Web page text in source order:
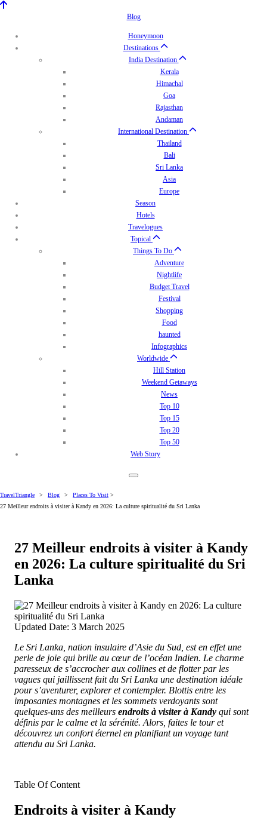
Blog
Honeymoon
Destinations
India Destination
Kerala
Himachal
Goa
Rajasthan
Andaman
International Destination
Thailand
Bali
Sri Lanka
Asia
Europe
Season
Hotels
Travelogues
Topical
Things To Do
Adventure
Nightlife
Budget Travel
Festival
Shopping
Food
haunted
Infographics
Worldwide
Hill Station
Weekend Getaways
News
Top 10
Top 15
Top 20
Top 50
Web Story
TravelTriangle > Blog > Places To Visit >
27 Meilleur endroits à visiter à Kandy en 2026: La culture spiritualité du Sri Lanka
27 Meilleur endroits à visiter à Kandy
en 2026: La culture spiritualité du Sri
Lanka
Updated Date: 3 March 2025
Le Sri Lanka, nation insulaire d’Asie du Sud, est en effet une
perle de joie qui brille au cœur de l’océan Indien. Le charme
paresseux de s’accrocher aux collines et de flotter par les
vagues qui jaillissent fait du Sri Lanka une destination idéale
pour s’aventurer, explorer et contempler. Blottis entre les
imposantes montagnes et les sommets verdoyants sont
quelques-uns des meilleurs endroits à visiter à Kandy qui sont
définis par le calme et la sérénité. Alors, faites le tour et
découvrez un confort éternel en planifiant un voyage tant
attendu au Sri Lanka.
Table Of Content
Endroits à visiter à Kandy